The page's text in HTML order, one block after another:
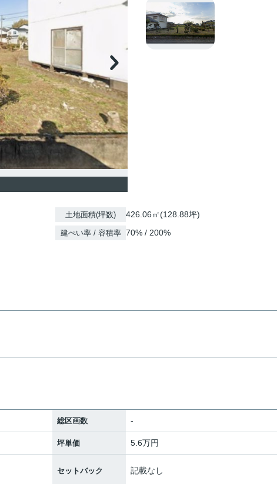
土地面積(坪数) 426.06㎡(128.88坪)
建ぺい率 / 容積率 70% / 200%
総区画数 -
坪単価 5.6万円
セットバック 記載なし